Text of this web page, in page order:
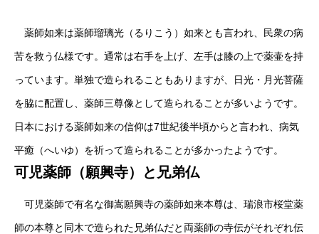
薬師如来は薬師瑠璃光（るりこう）如来とも言われ、民衆の病
苦を救う仏様です。通常は右手を上げ、左手は膝の上で薬壷を持
っています。単独で造られることもありますが、日光・月光菩薩
を脇に配置し、薬師三尊像として造られることが多いようです。
日本における薬師如来の信仰は7世紀後半頃からと言われ、病気
平癒（へいゆ）を祈って造られることが多かったようです。
可児薬師（願興寺）と兄弟仏
可児薬師で有名な御嵩願興寺の薬師如来本尊は、瑞浪市桜堂薬
師の本尊と同木で造られた兄弟仏だと両薬師の寺伝がそれぞれ伝